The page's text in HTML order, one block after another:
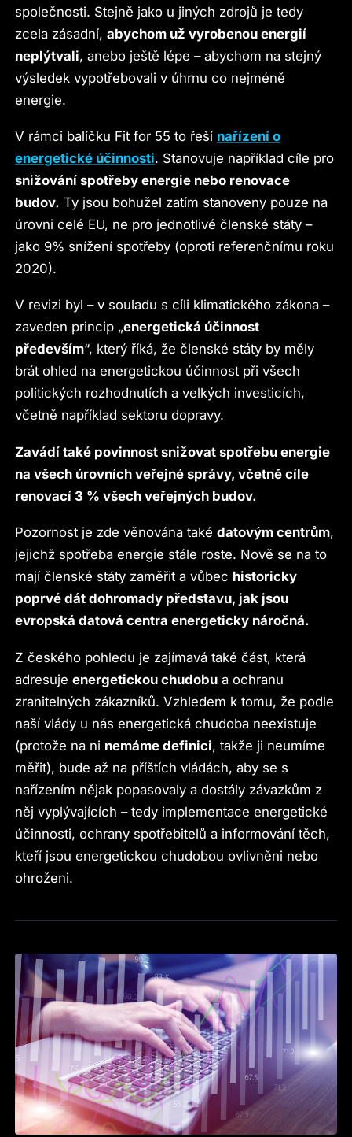
společnosti. Stejně jako u jiných zdrojů je tedy
zcela zásadní,abychom už vyrobenou energií
neplýtvali, anebo ještě lépe – abychom na stejný
výsledek vypotřebovali v úhrnu co nejméně
energie.
V rámci balíčku Fit for 55 to řeší nařízení o
energetické účinnosti. Stanovuje například cíle pro
snižování spotřeby energie nebo renovace
budov. Ty jsou bohužel zatím stanoveny pouze na
úrovni celé EU, ne pro jednotlivé členské státy –
jako 9% snížení spotřeby (oproti referenčnímu roku
2020).
V revizi byl – v souladu s cíli klimatického zákona –
zaveden princip „energetická účinnost
především“, který říká, že členské státy by měly
brát ohled na energetickou účinnost při všech
politických rozhodnutích a velkých investicích,
včetně například sektoru dopravy.
Zavádí také povinnost snižovat spotřebu energie
na všech úrovních veřejné správy, včetně cíle
renovací 3 % všech veřejných budov.
Pozornost je zde věnována takédatovým centrům,
jejichž spotřeba energie stále roste. Nově se na to
mají členské státy zaměřit a vůbec historicky
poprvé dát dohromady představu, jak jsou
evropská datová centra energeticky náročná.
Z českého pohledu je zajímavá také část, která
adresujeenergetickou chudobu a ochranu
zranitelných zákazníků. Vzhledem k tomu, že podle
naší vlády u nás energetická chudoba neexistuje
(protože na ni nemáme definici, takže ji neumíme
měřit), bude až na příštích vládách, aby se s
nařízením nějak popasovaly a dostály závazkům z
něj vyplývajících – tedy implementace energetické
účinnosti, ochrany spotřebitelů a informování těch,
kteří jsou energetickou chudobou ovlivněni nebo
ohroženi.